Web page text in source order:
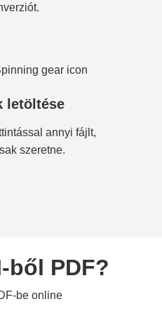
letöltése
annyi fájlt,
szeretne.
ből PDF?
be online